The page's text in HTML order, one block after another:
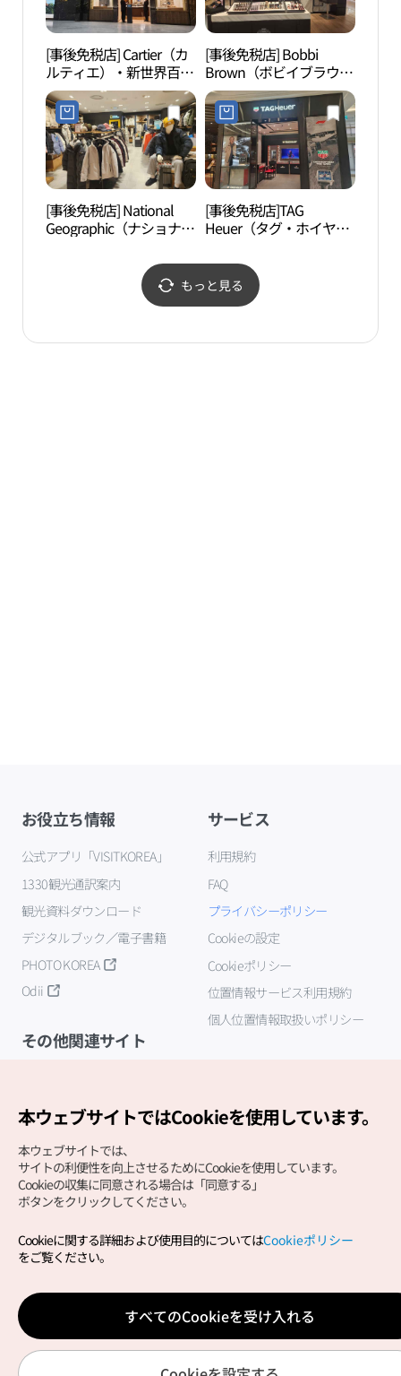
[事後免税店] Cartier（カ
ルティエ）・新世界百貨
店タイムスクエア店(까
르띠에 신세계백화점 타
임스퀘어점)
[事後免税店] Bobbi
Brown（ボビイブラウ
ン）・新世界百貨店タイ
ムスクエア店(바비브라
운 신세계백화점 타임스
퀘어점)
[事後免税店] National
Geographic（ナショナル
世界百貨店タイムスクエ
ア店(내셔널지오그래픽
신세계백화점 타임스퀘
[事後免税店]TAG
Heuer（タグ・ホイヤ
ムスクエア店(태그호이
어 신세계백화점 타임스
퀘어점)
もっと見る
お役立ち情報
公式アプリ「VISITKOREA」
1330観光通訳案内
観光資料ダウンロード
デジタルブック／電子書籍
PHOTO KOREA
Odii
サービス
利用規約
FAQ
プライバシーポリシー
Cookieの設定
Cookieポリシー
位置情報サービス利用規約
個人位置情報取扱いポリシー
その他関連サイト
Copyright (c) Korea Tourism Organization All Rights
サイトエラー報告公式メール
japanese@knto.or.kr
本ウェブサイトではCookieを使用しています。
本ウェブサイトでは、
サイトの利便性を向上させるためにCookieを使用しています。
Cookieの収集に同意される場合は「同意する」
ボタンをクリックしてください。
Cookieに関する詳細および使用目的についてはCookieポリシー
をご覧ください。
すべてのCookieを受け入れる